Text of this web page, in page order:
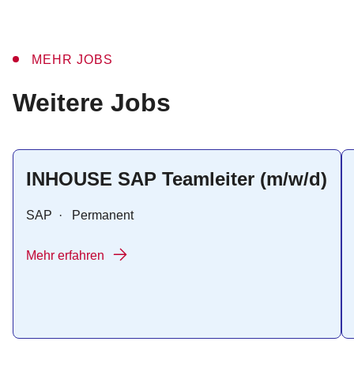
MEHR JOBS
:
Weitere Jobs
INHOUSE SAP Teamleiter (m/w/d)
SAP · Permanent
Mehr erfahren